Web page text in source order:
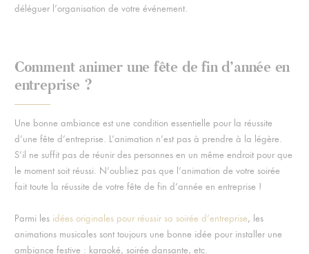
déléguer l’organisation de votre événement.
Comment animer une fête de fin d’année en
entreprise ?
Une bonne ambiance est une condition essentielle pour la réussite
d’une fête d’entreprise. L’animation n’est pas à prendre à la légère.
S’il ne suffit pas de réunir des personnes en un même endroit pour que
le moment soit réussi. N’oubliez pas que l’animation de votre soirée
fait toute la réussite de votre fête de fin d’année en entreprise !
Parmi les idées originales pour réussir sa soirée d’entreprise, les
animations musicales sont toujours une bonne idée pour installer une
ambiance festive : karaoké, soirée dansante, etc.